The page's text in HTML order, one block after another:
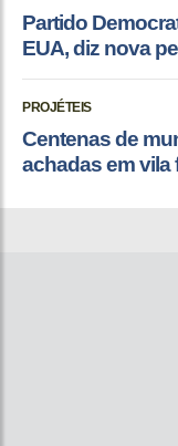
Partido
EUA, diz nova
PROJÉTEIS
Centenas de
achadas em vila